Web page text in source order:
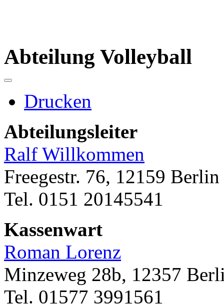
Abteilung Volleyball
Drucken
Abteilungsleiter
Ralf Willkommen
Freegestr. 76, 12159 Berlin
Tel. 0151 20145541
Kassenwart
Roman Lorenz
Minzeweg 28b, 12357
Tel. 01577 3991561